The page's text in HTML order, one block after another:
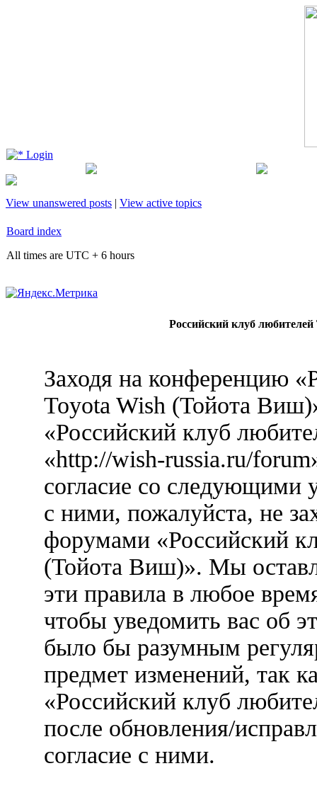
Login
View unanswered posts | View active topics
Board index
All times are UTC + 6 hours
Российский клуб
Заходя на конференцию
Toyota Wish (Тойота
«Российский клуб
«http://wish-russia.ru/
согласие со следующими
с ними, пожалуйста, не
форумами «Российский
(Тойота Виш)». Мы
эти правила в любое
чтобы уведомить вас об
было бы разумным
предмет изменений, так
«Российский клуб
после обновления/
согласие с ними.